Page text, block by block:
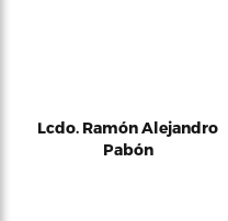
Lcdo. Ramón Alejandro
Pabón